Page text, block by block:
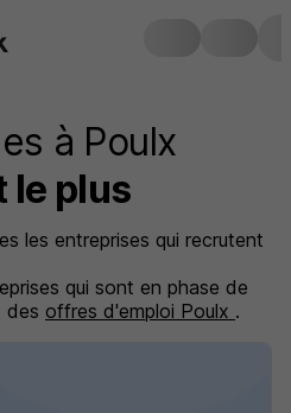
à Poulx
le plus
les entreprises qui recrutent
qui sont en phase de
des offres d'emploi Poulx .